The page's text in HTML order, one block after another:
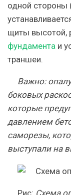
одной стороны
щиты высотой,
фундамента и
траншеи.
Важно:
боковых
которые
давлением
саморезы,
выступали на